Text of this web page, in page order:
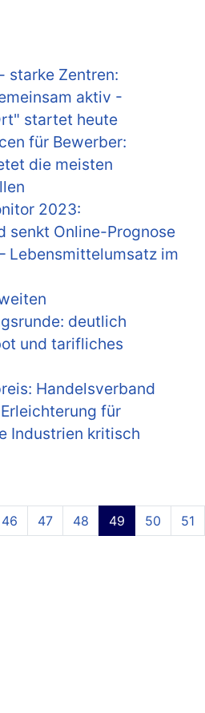
starke Zentren:
aktiv -
startet heute
für Bewerber:
die meisten
2023:
senkt Online-Prognose
Lebensmittelumsatz im
deutlich
und tarifliches
Handelsverband
für
Industrien kritisch
46 47 48 49 50 51